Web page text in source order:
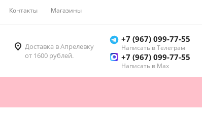
Контакты Магазины
Доставка в Апрелевку
от 1600 рублей.
+7 (967) 099-77-55
Написать в Телеграм
+7 (967) 099-77-55
Написать в Мах